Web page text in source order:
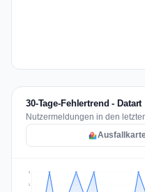
30-Tage-Fehlertrend - Datart
Nutzermeldungen in den
2
2